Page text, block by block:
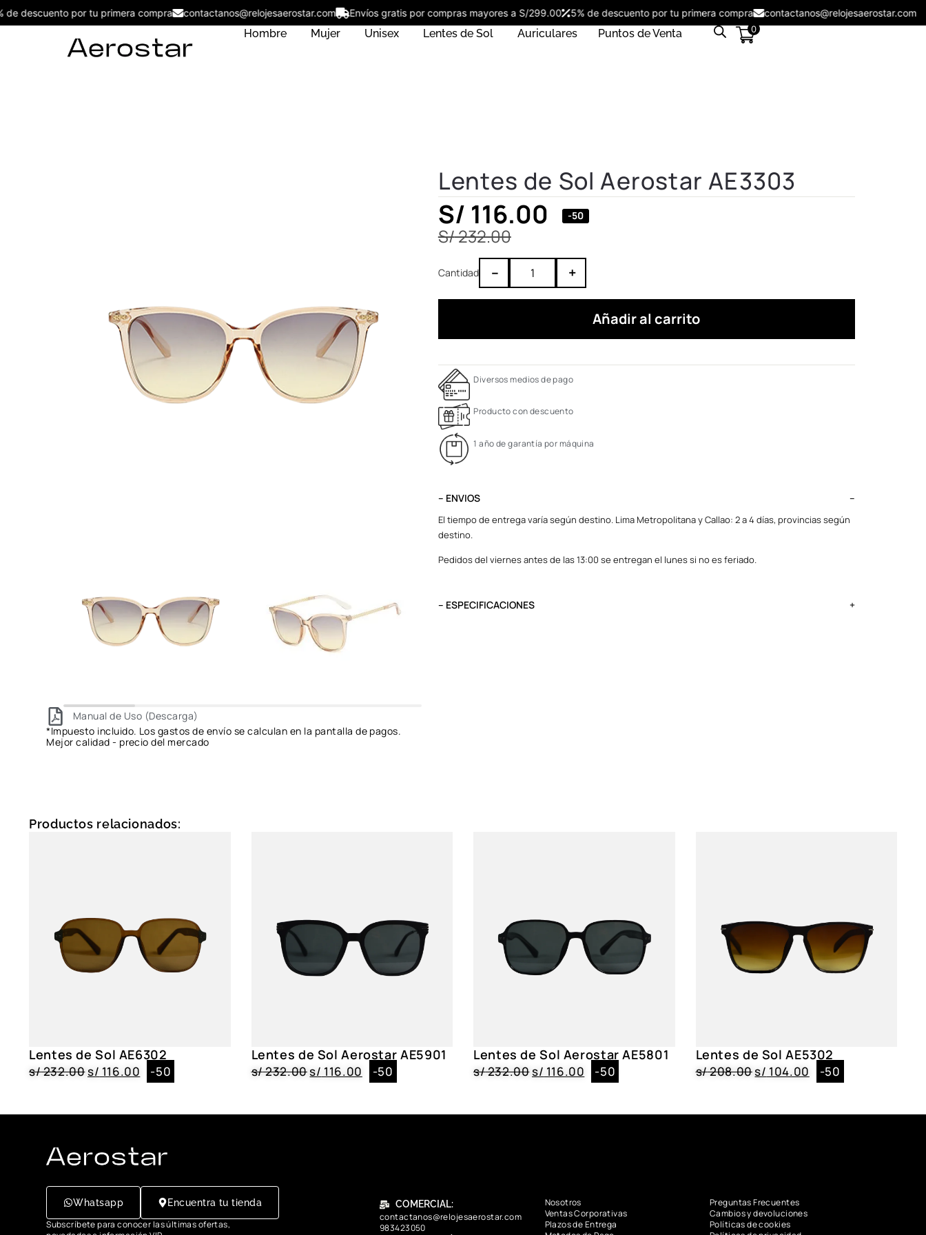
5% de descuento por tu primera compra contactanos@relojesaerostar.com Envíos gratis por compras mayores a S/299.00 5% de descuento por tu primera compra
Hombre Mujer Unisex Lentes de Sol Auriculares Puntos de Venta 0
Manual de Uso (Descarga)
*Impuesto incluido. Los gastos de envío se calculan en la pantalla de pagos.
Mejor calidad - precio del mercado
Lentes de Sol Aerostar AE3303
S/232.00
S/ 116.00 -50
– +
Añadir al carrito
Diversos medios de pago
Producto con descuento
1 año de garantía por máquina
– ENVIOS
El tiempo de entrega varía según destino. Lima Metropolitana y Callao: 2 a 4 días, provincias según
destino.
Pedidos del viernes antes de las 13:00 se entregan el lunes si no es feriado.
– ESPECIFICACIONES
Productos relacionados:
Lentes de Sol AE6302
s/232.00s/ 116.00 -50
Lentes de Sol Aerostar AE5901
s/232.00s/ 116.00 -50
Lentes de Sol Aerostar AE5801
s/232.00s/ 116.00 -50
Lentes de Sol AE5302
s/208.00s/ 104.00 -50
Whatsapp Encuentra tu tienda
Subscríbete para conocer las últimas ofertas,
COMERCIAL:
contactanos@relojesaerostar.com
983423050
Nosotros
Ventas Corporativas
Plazos de Entrega
Preguntas Frecuentes
Cambios y devoluciones
Políticas de cookies